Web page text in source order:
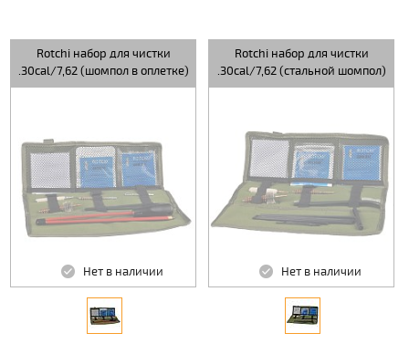
Rotchi набор для чистки
.30cal/7,62 (шомпол в оплетке)
Нет в наличии
Rotchi набор для чистки
.30cal/7,62 (стальной шомпол)
Нет в наличии